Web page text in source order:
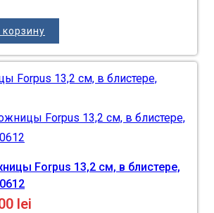
корзину
Forpus 13,2 см, в блистере,
lei